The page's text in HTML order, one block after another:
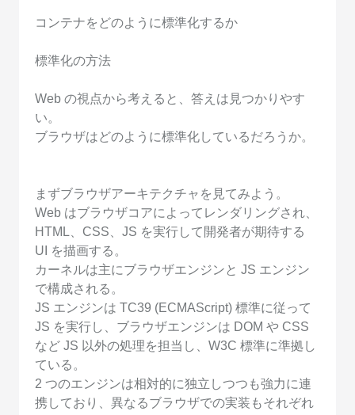
コンテナをどのように標準化するか
標準化の方法
Web の視点から考えると、答えは見つかりやす
い。
ブラウザはどのように標準化しているだろうか。
まずブラウザアーキテクチャを見てみよう。
Web はブラウザコアによってレンダリングされ、
HTML、CSS、JS を実行して開発者が期待する
UI を描画する。
カーネルは主にブラウザエンジンと JS エンジン
で構成される。
JS エンジンは TC39 (ECMAScript) 標準に従って
JS を実行し、ブラウザエンジンは DOM や CSS
など JS 以外の処理を担当し、W3C 標準に準拠し
ている。
2 つのエンジンは相対的に独立しつつも強力に連
携しており、異なるブラウザでの実装もそれぞれ